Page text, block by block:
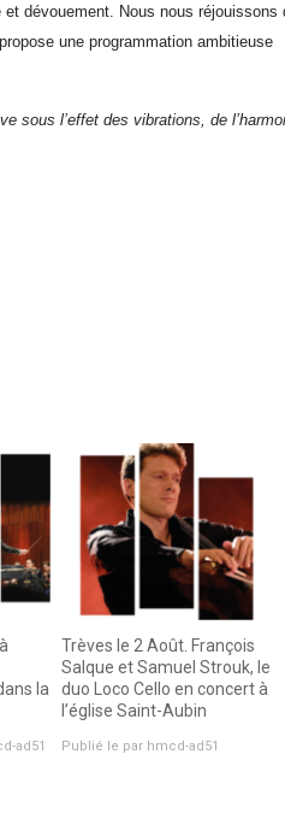
dévouement. Nous nous réjouissons
une programmation ambitieuse
sous l’effet des vibrations, de
la
ad51
Trèves le 2 Août. François
Salque et Samuel Strouk, le
duo Loco Cello en concert à
l’église Saint-Aubin
Publié le par hmcd-ad51